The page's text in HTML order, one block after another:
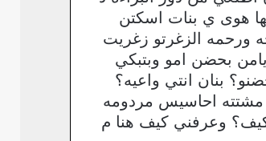
هوى ي بنات اسكتن
ورحمه الزغرتو زغريت
بحضن امو وبتبكي
بنان انتي واعيه؟
احاسيس مردومه
وعرفني كيف هنا م